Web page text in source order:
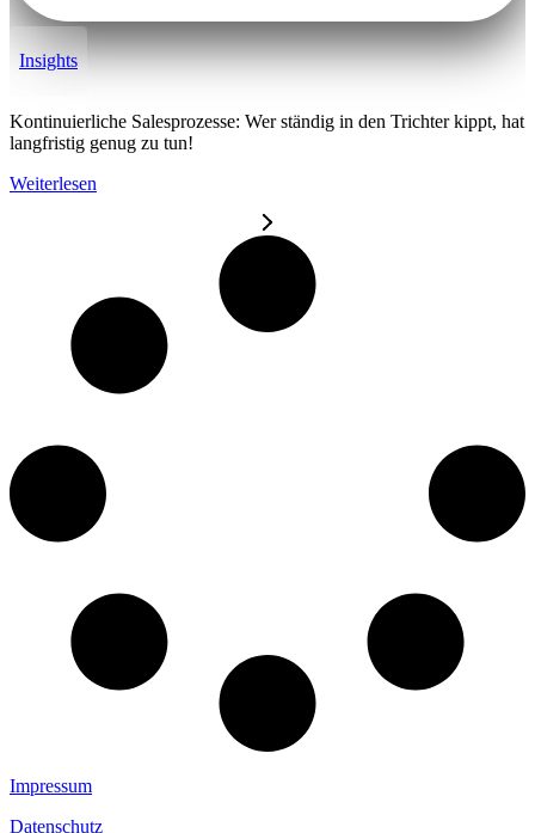
Insights
Kontinuierliche Salesprozesse: Wer ständig in den Trichter kippt, hat
langfristig genug zu tun!
Weiterlesen
Impressum
Datenschutz